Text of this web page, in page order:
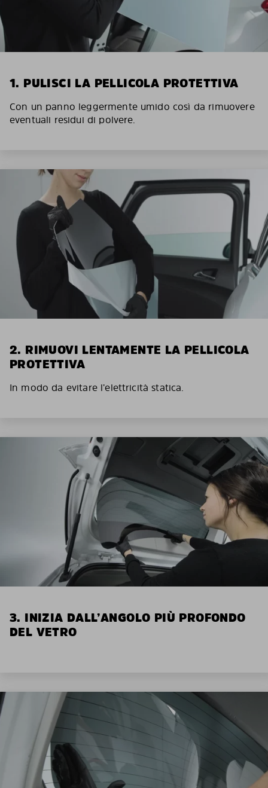
1. PULISCI LA PELLICOLA PROTETTIVA
Con un panno leggermente umido così da rimuovere
eventuali residui di polvere.
2. RIMUOVI LENTAMENTE LA PELLICOLA
PROTETTIVA
In modo da evitare l’elettricità statica.
3. INIZIA DALL’ANGOLO PIÙ PROFONDO
DEL VETRO